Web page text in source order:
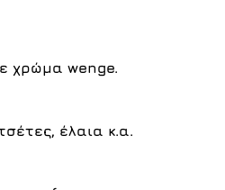
χρώμα wenge.
έλαια κ.α.